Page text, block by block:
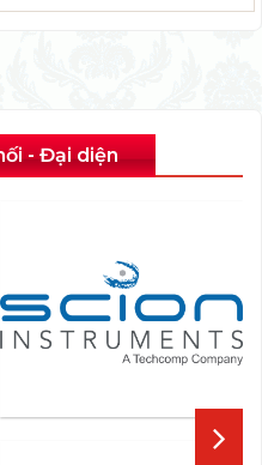
- Đại diện